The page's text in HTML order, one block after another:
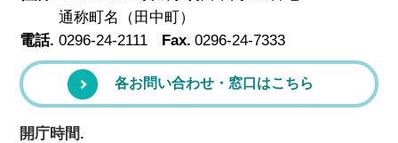
通称町名（田中町）
電話. 0296-24-2111 Fax. 0296-24-7333
各お問い合わせ・窓口はこちら
開庁時間.